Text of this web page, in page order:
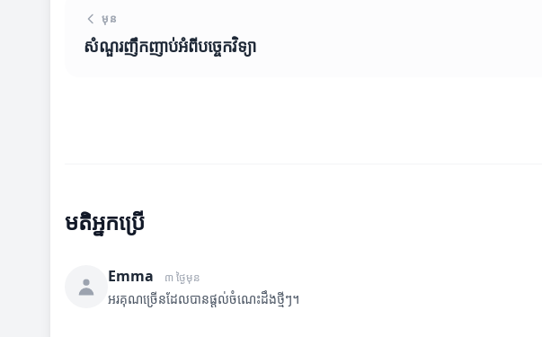
មុន
សំណួរញឹកញាប់អំពីបច្ចេកវិទ្យា
មតិអ្នកប្រើ
Emma ៣ ថ្ងៃមុន
អរគុណច្រើនដែលបានផ្តល់ចំណេះដឹងថ្មីៗ។